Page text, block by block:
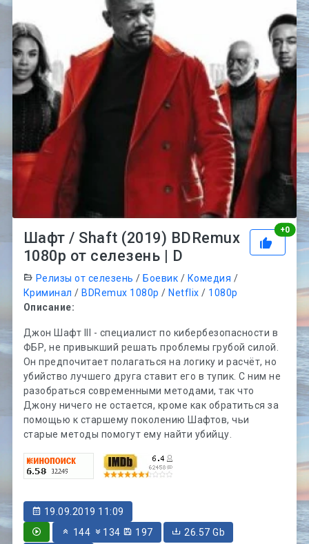
+0
Шафт / Shaft (2019) BDRemux
1080p от селезень | D
Релизы от селезень / Боевик / Комедия /
Криминал / BDRemux 1080p / Netflix / 1080p
Описание:
Джон Шафт III - специалист по кибербезопасности в
ФБР, не привыкший решать проблемы грубой силой.
Он предпочитает полагаться на логику и расчёт, но
убийство лучшего друга ставит его в тупик. С ним не
разобраться современными методами, так что
Джону ничего не остается, кроме как обратиться за
помощью к старшему поколению Шафтов, чьи
старые методы помогут ему найти убийцу.
19.09.2019 11:09
144
134 197
26.57 Gb